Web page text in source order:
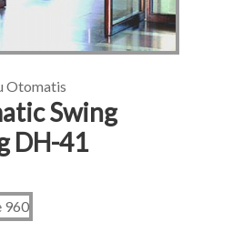
Otomatis
Swing
DH-41